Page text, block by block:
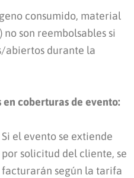
consumido, material
no son reembolsables si
abiertos durante la
coberturas de evento:
Si el evento se extiende
por solicitud del cliente, se
facturarán según la tarifa